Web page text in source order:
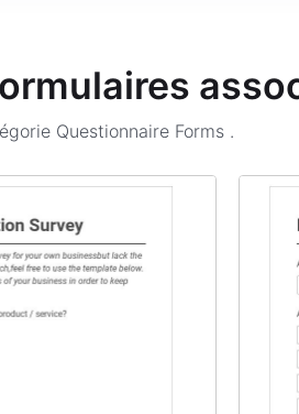
Questionnaire Forms .